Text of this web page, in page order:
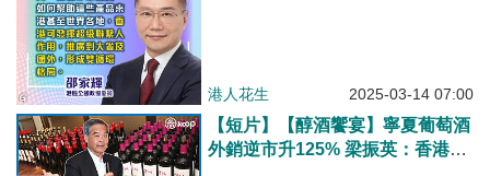
港人花生 2025-03-14 07:00
【短片】【醇酒饗宴】寧夏葡萄酒
外銷逆市升125% 梁振英：香港獨